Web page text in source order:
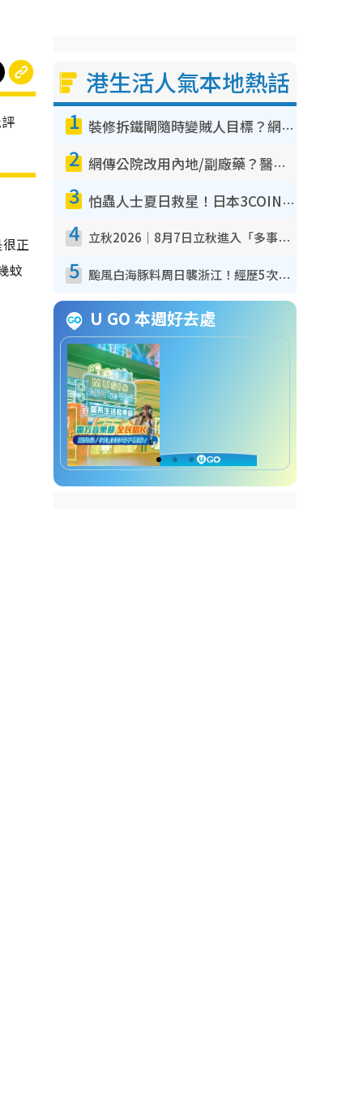
正
蚊
港生活人氣本地熱話
1 裝修拆鐵閘隨時變賊人目標？網民揭2大關鍵用途：裝新式等於白裝？附新舊鐵閘分別
2 網傳公院改用內地/副廠藥？醫生拆解正副廠分別 揭4類人換藥隨時出事
3 怕蟲人士夏日救星！日本3COINS爆紅驅蟲神器$45起 1招「全程免觸碰」輕鬆搞定小強
4 立秋2026｜8月7日立秋進入「多事之秋」 3件事唔做得！專家教6招開運 清枱頭／銀包納氣接好運
5 颱風白海豚料周日襲浙江！經歷5次「眼牆置換」極罕見 成登陸內地最長途颱風
U GO 本週好去處